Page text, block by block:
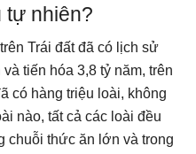
tự nhiên?
Trái đất đã có lịch sử
và tiến hóa 3,8 tỷ năm, trên
có hàng triệu loài, không
nào, tất cả các loài đều
chuỗi thức ăn lớn và trong